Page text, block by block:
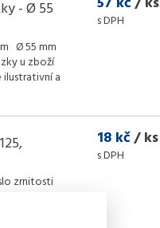
- Ø 55
Ø 55 mm
u zboží
a
s DPH
zrnitosti
18 kč/ ks
s DPH